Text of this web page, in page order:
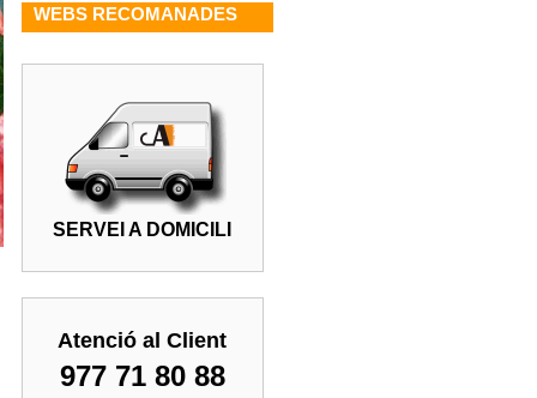
WEBS RECOMANADES
SERVEI A DOMICILI
Atenció al Client
977 71 80 88